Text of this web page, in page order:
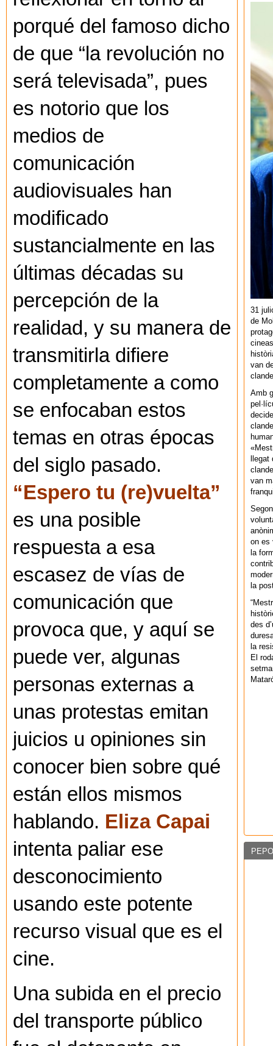
porqué del famoso dicho
de que “la revolución no
será televisada”, pues
es notorio que los
medios de
comunicación
audiovisuales han
modificado
sustancialmente en las
últimas décadas su
percepción de la
realidad, y su manera de
transmitirla difiere
completamente a como
se enfocaban estos
temas en otras épocas
del siglo pasado.
“Espero tu (re)vuelta”
es una posible
respuesta a esa
escasez de vías de
comunicación que
provoca que, y aquí se
puede ver, algunas
personas externas a
unas protestas emitan
juicios u opiniones sin
conocer bien sobre qué
están ellos mismos
hablando. Eliza Capai
intenta paliar ese
desconocimiento
usando este potente
recurso visual que es el
cine.
Una subida en el precio
del transporte público
31
de
van
Amb
van
on es
la
la
des
la
El